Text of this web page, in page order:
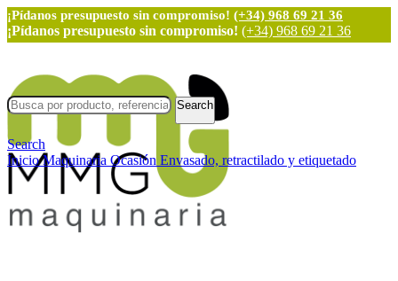
¡Pídanos presupuesto sin compromiso! (+34) 968 69 21 36
¡Pídanos presupuesto sin compromiso! (+34) 968 69 21 36
Search
Search
InicioMaquinaria Ocasión Envasado, retractilado y etiquetado